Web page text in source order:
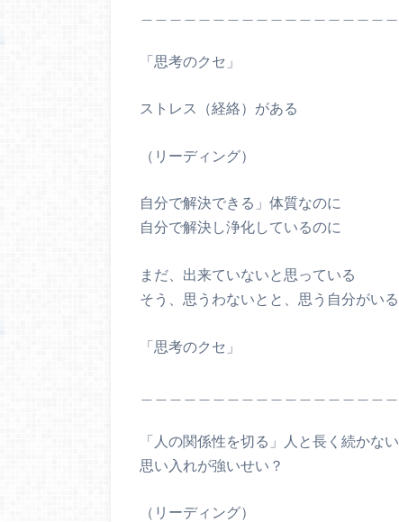
「思考のクセ」
ストレス（経絡）がある
（リーディング）
自分で解決できる」体質なのに
自分で解決し浄化しているのに
まだ、出来ていないと思っている
そう、思うわないとと、思う自分がいる
「思考のクセ」
「人の関係性を切る」人と長く続かない
思い入れが強いせい？
（リーディング）